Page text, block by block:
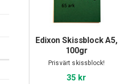
Edixon Skissblock A5,
100gr
Prisvärt skissblock!
35 kr